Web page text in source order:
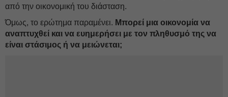
από την οικονομική του διάσταση.
Όμως, το ερώτημα παραμένει. Μπορεί μια οικονομία να
αναπτυχθεί και να ευημερήσει με τον πληθυσμό της να
είναι στάσιμος ή να μειώνεται;